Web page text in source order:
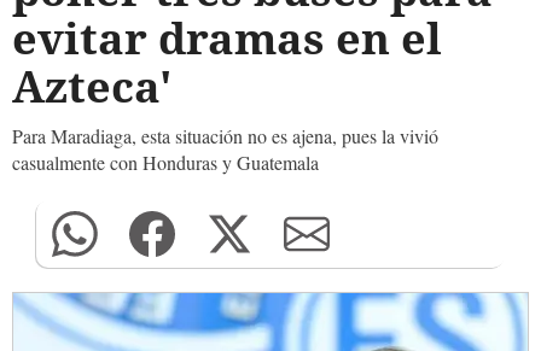
evitar dramas en el
Azteca'
Para Maradiaga, esta situación no es ajena, pues la vivió
casualmente con Honduras y Guatemala